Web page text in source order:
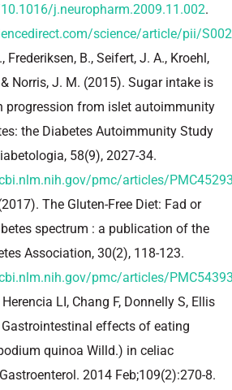
j.neuropharm.2009.11.002.
science/article/pii/
Frederiksen, B., Seifert, J. A., Kroehl,
& Norris, J. M. (2015). Sugar intake is
progression from islet autoimmunity
the Diabetes Autoimmunity Study
58(9), 2027-34.
pmc/articles/
The Gluten-Free Diet: Fad or
spectrum : a publication of the
Association, 30(2), 118-123.
pmc/articles/
LI, Chang F, Donnelly S, Ellis
Gastrointestinal effects of eating
quinoa Willd.) in celiac
2014 Feb;109(2):270-8.